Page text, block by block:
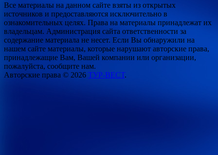
Все материалы на данном сайте взяты из открытых
источников и предоставляются исключительно в
ознакомительных целях. Права на материалы принадлежат их
владельцам. Администрация сайта ответственности за
содержание материала не несет. Если Вы обнаружили на
нашем сайте материалы, которые нарушают авторские права,
принадлежащие Вам, Вашей компании или организации,
пожалуйста, сообщите нам.
Авторские права © 2026 ТУР-ВЕСТ.